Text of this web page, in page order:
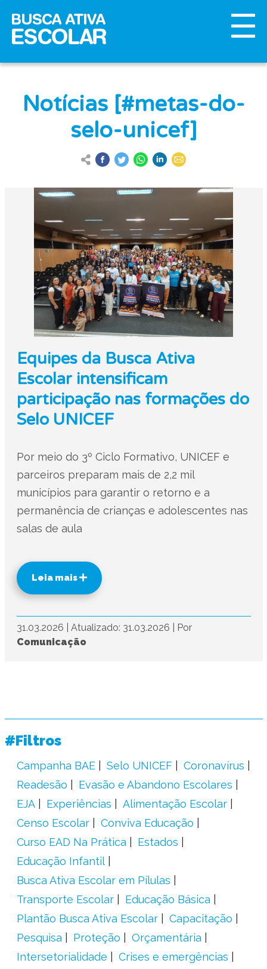
Notícias [#metas-do-
selo-unicef]
Equipes da Busca Ativa
Escolar intensificam
participação nas formações do
Selo UNICEF
Por meio do 3º Ciclo Formativo, UNICEF e
parceiros preparam mais de 2,2 mil
municípios para garantir o retorno e a
permanência de crianças e adolescentes nas
salas de aula
Leia mais
31.03.2026 Atualizado: 31.03.2026
Por
Comunicação
#Filtros
Campanha BAE Selo UNICEF
Coronavírus
Readesão
Evasão e Abandono Escolares
EJA
Experiências
Alimentação Escolar
Censo Escolar
Conviva Educação
Curso EAD Na Prática
Estados
Educação Infantil
Busca Ativa Escolar em Pílulas
Transporte Escolar
Educação Básica
Plantão Busca Ativa Escolar
Capacitação
Pesquisa
Proteção
Orçamentária
Intersetorialidade
Crises e emergências